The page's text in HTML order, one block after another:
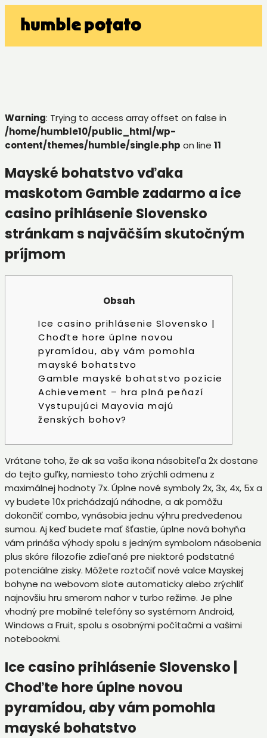
Warning: Trying to access array offset on false in
/home/humble10/public_html/wp-
content/themes/humble/single.php on line 11
Mayské bohatstvo vďaka
maskotom Gamble zadarmo a ice
casino prihlásenie Slovensko
stránkam s najväčším skutočným
príjmom
Obsah
Ice casino prihlásenie Slovensko |
Choďte hore úplne novou
pyramídou, aby vám pomohla
mayské bohatstvo
Gamble mayské bohatstvo pozície
Achievement – ​​hra plná peňazí
Vystupujúci Mayovia majú
ženských bohov?
Vrátane toho, že ak sa vaša ikona násobiteľa 2x dostane
do tejto guľky, namiesto toho zrýchli odmenu z
maximálnej hodnoty 7x. Úplne nové symboly 2x, 3x, 4x, 5x a
vy budete 10x prichádzajú náhodne, a ak pomôžu
dokončiť combo, vynásobia jednu výhru predvedenou
sumou. Aj keď budete mať šťastie, úplne nová bohyňa
vám prináša výhody spolu s jedným symbolom násobenia
plus skóre filozofie zdieľané pre niektoré podstatné
potenciálne zisky. Môžete roztočiť nové valce Mayskej
bohyne na webovom slote automaticky alebo zrýchliť
najnovšiu hru smerom nahor v turbo režime. Je plne
vhodný pre mobilné telefóny so systémom Android,
Windows a Fruit, spolu s osobnými počítačmi a vašimi
notebookmi.
Ice casino prihlásenie Slovensko |
Choďte hore úplne novou
pyramídou, aby vám pomohla
mayské bohatstvo